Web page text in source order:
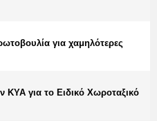
για χαμηλότερες
για το Ειδικό Χωροταξικό